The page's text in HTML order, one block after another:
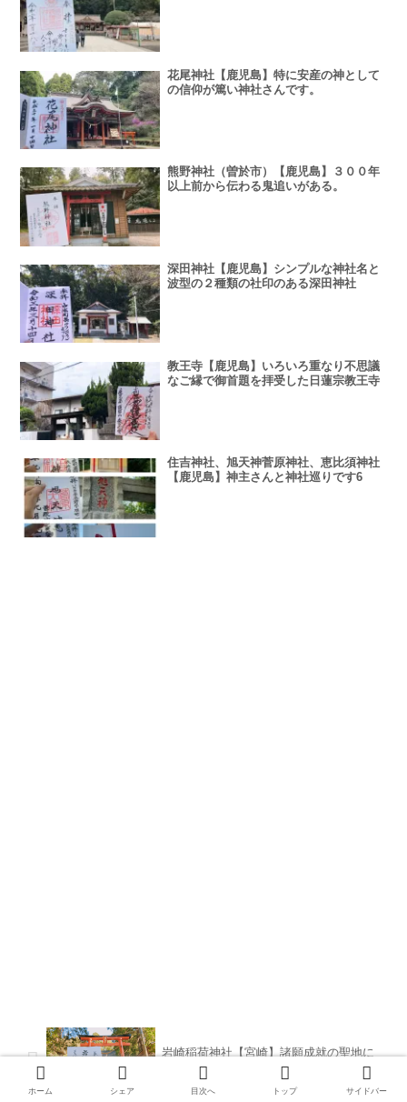
花尾神社【鹿児島】特に安産の神として
の信仰が篤い神社さんです。
熊野神社（曽於市）【鹿児島】３００年
以上前から伝わる鬼追いがある。
深田神社【鹿児島】シンプルな神社名と
波型の２種類の社印のある深田神社
教王寺【鹿児島】いろいろ重なり不思議
なご縁で御首題を拝受した日蓮宗教王寺
住吉神社、旭天神菅原神社、恵比須神社
【鹿児島】神主さんと神社巡りです6
岩崎稲荷神社【宮崎】諸願成就の聖地に
鎮座する岩崎稲荷神社
ホーム シェア 目次へ トップ サイドバー